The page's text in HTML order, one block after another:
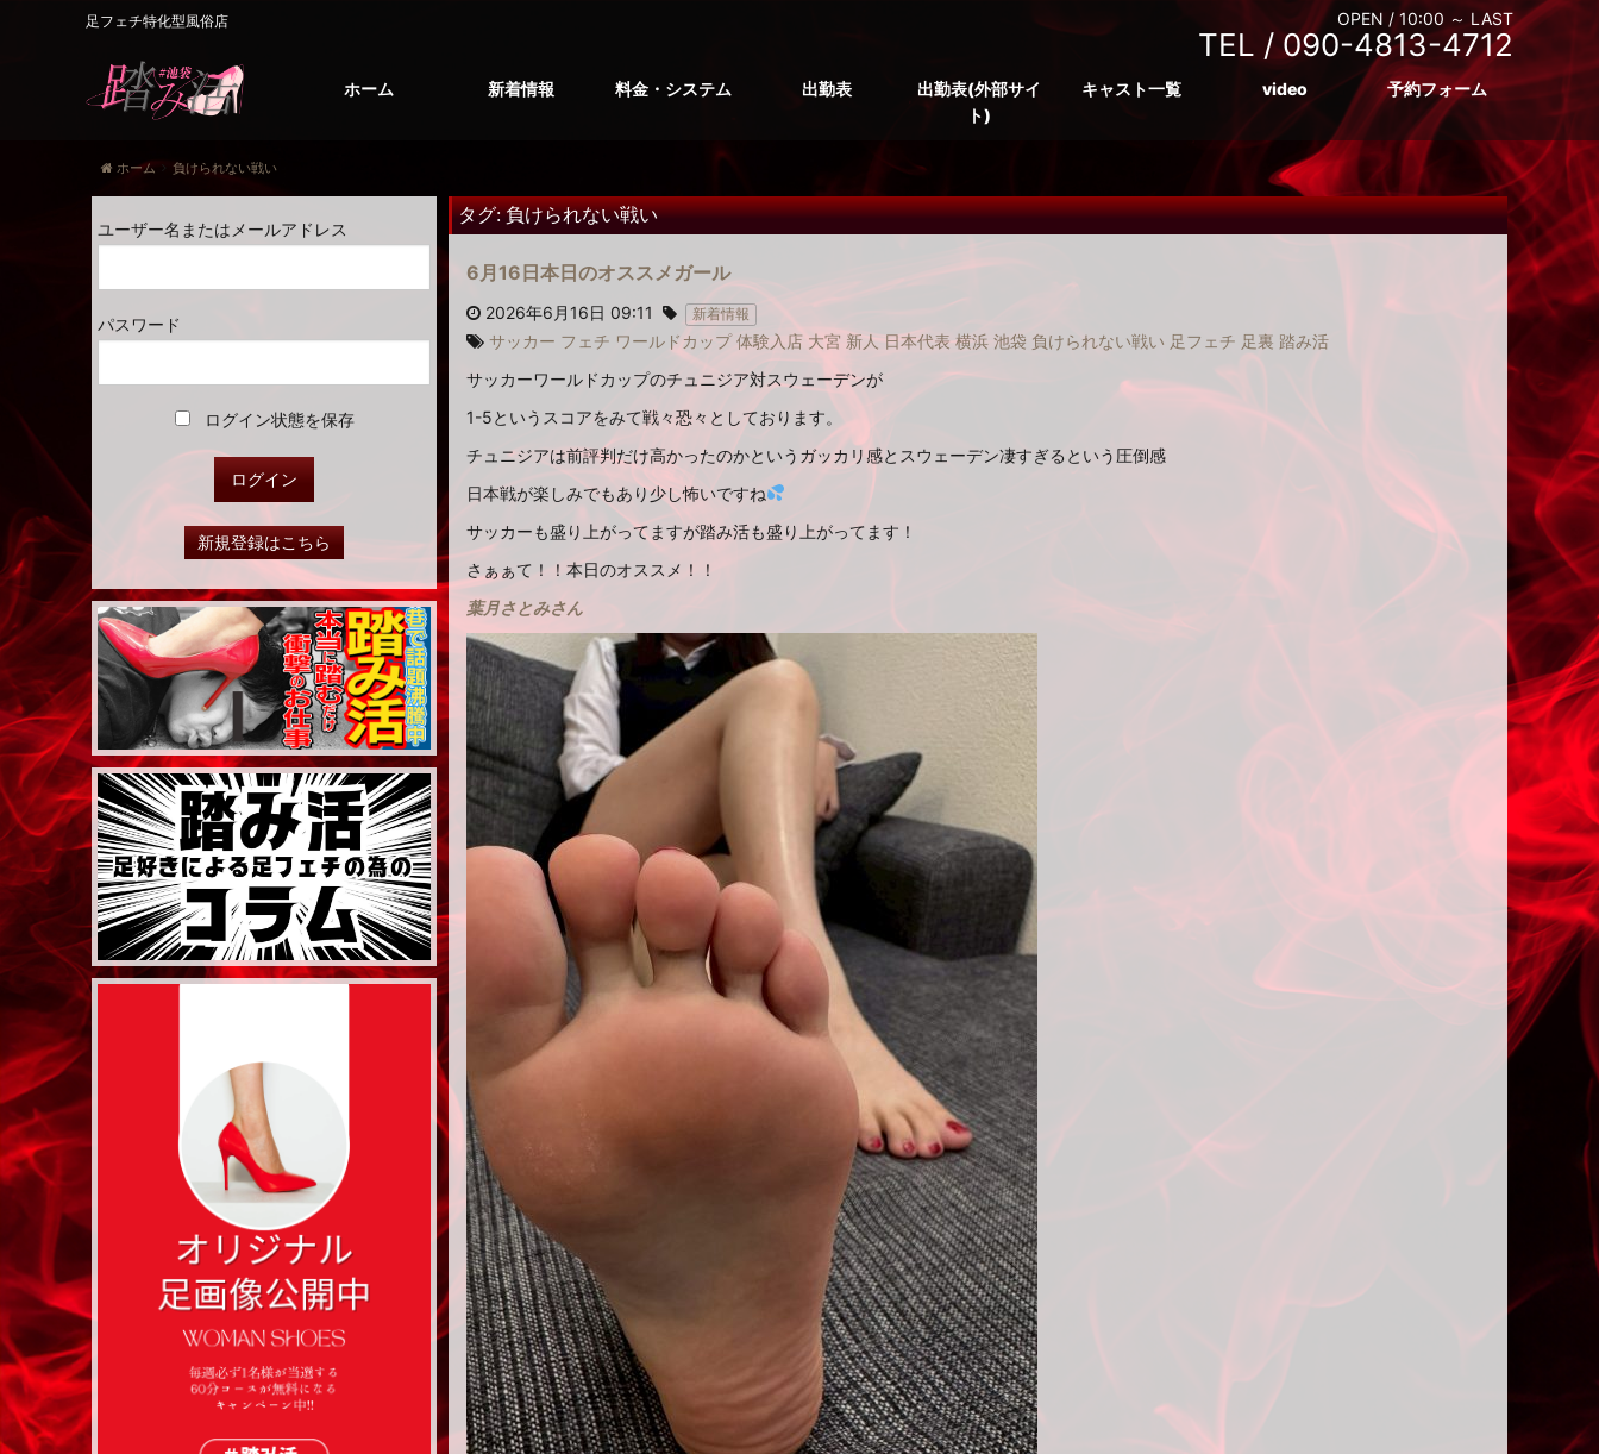
足フェチ特化型風俗店 OPEN / 10:00 ～ LAST
TEL /090-4813-4712
ホーム 新着情報 料金・システム 出勤表
出勤表(外部サイ
ト)
キャスト一覧 video 予約フォーム
ホーム 負けられない戦い
タグ:負けられない戦い
6月16日本日のオススメガール
2026年6月16日 09:11 新着情報
サッカー フェチ ワールドカップ 体験入店 大宮 新人 日本代表 横浜 池袋 負けられない戦い 足フェチ 足裏 踏み活
サッカーワールドカップのチュニジア対スウェーデンが
1-5というスコアをみて戦々恐々としております。
チュニジアは前評判だけ高かったのかというガッカリ感とスウェーデン凄すぎるという圧倒感
日本戦が楽しみでもあり少し怖いですね
サッカーも盛り上がってますが踏み活も盛り上がってます！
さぁぁて！！本日のオススメ！！
葉月さとみさん
ユーザー名またはメールアドレス
パスワード
ログイン状態を保存
新規登録はこちら